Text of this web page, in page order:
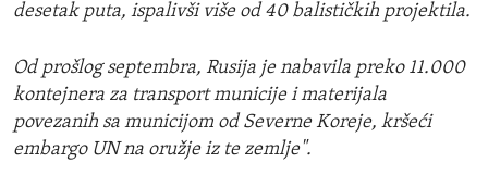
desetak puta, ispalivši više od 40 balističkih projektila.
Od prošlog septembra, Rusija je nabavila preko 11.000
kontejnera za transport municije i materijala
povezanih sa municijom od Severne Koreje, kršeći
embargo UN na oružje iz te zemlje".